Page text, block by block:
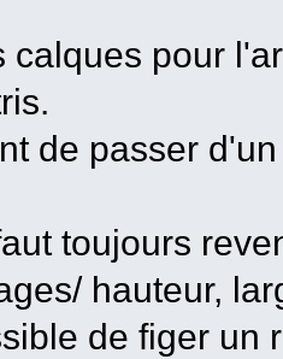
calques pour
de passer
toujours
hauteur,
de figer un